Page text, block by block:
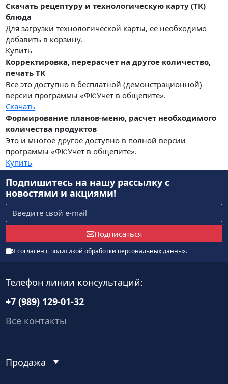
Скачать рецептуру и технологическую карту (ТК)
блюда
Для загрузки технологической карты, ее необходимо
добавить в корзину.
Купить
Корректировка, перерасчет на другое количество,
печать ТК
Все это доступно в бесплатной (демонстрационной)
версии программы «ФК:Учет в общепите».
Скачать
Формирование планов-меню, расчет необходимого
количества продуктов
Это и многое другое доступно в полной версии
программы «ФК:Учет в общепите».
Купить
Подпишитесь на нашу рассылкус
новостями и акциями!
Подписаться
Я согласен с политикой обработки персональных данных.
Телефон линии консультаций:
+7 (989) 129-01-32
Все контакты
Продажа